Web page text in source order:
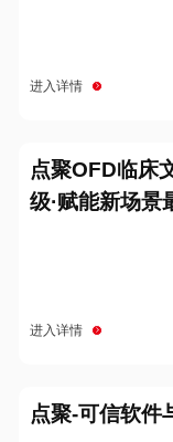
进入详情
点聚OFD临床
级·赋能新场景
进入详情
点聚-可信软件